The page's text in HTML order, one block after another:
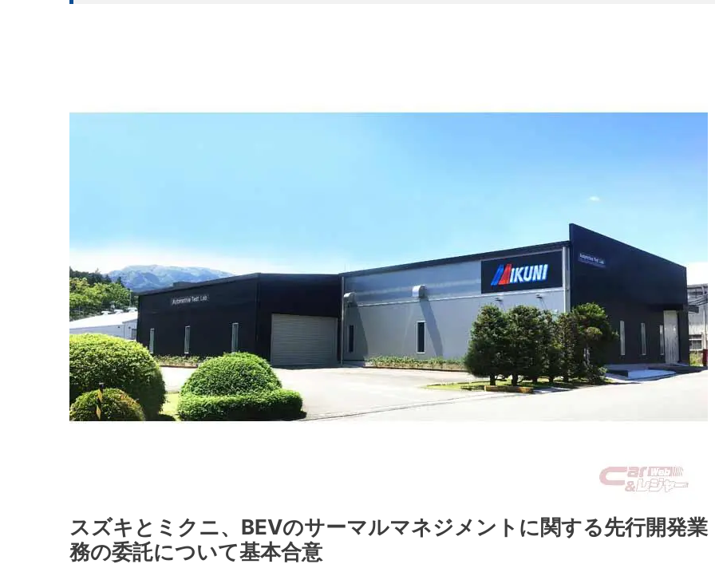
スズキとミクニ、BEVのサーマルマネジメントに関する先行開発業
務の委託について基本合意